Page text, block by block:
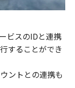
ビスのIDと連携
することができ
ントとの連携も